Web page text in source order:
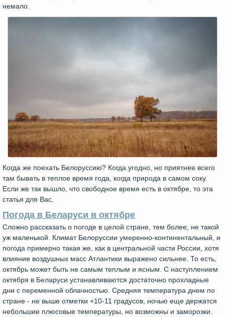
немало.
Когда же поехать Белоруссию? Когда угодно, но приятнее всего
там бывать в теплое время года, когда природа в самом соку.
Если же так вышло, что свободное время есть в октябре, то эта
статья для Вас.
Погода в Беларуси в октябре
Сложно рассказать о погоде в целой стране, тем более, не такой
уж маленькой. Климат Белоруссии умеренно-континентальный, и
погода примерно такая же, как в центральной части России, хотя
влияние воздушных масс Атлантики выражено сильнее. То есть,
октябрь может быть не самым теплым и ясным. С наступлением
октября в Беларуси устанавливаются достаточно прохладные
дни с переменной облачностью. Средняя температура днем по
стране - не выше отметки +10-11 градусов, ночью еще держатся
небольшие плюсовые температуры, но возможны и заморозки.